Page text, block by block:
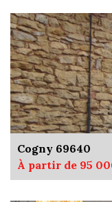
Cogny 69640
À partir de 95